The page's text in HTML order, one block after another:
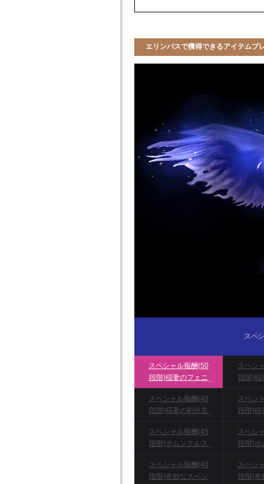
エリンパスで獲得できるアイテムプ
スペ
スペシャル報酬(50
段階)稲妻のフェニ
ックス
スペシ
段階)稲
スペシャル報酬(48
段階)稲妻の剣外見
スペシ
段階)稲
スペシャル報酬(45
段階)ホムンクルス
アルファタイプ(2
人)
スペシ
段階)ホ
ベータ
スペシャル報酬(40
段階)奇妙なスペシ
スペシ
段階)奇